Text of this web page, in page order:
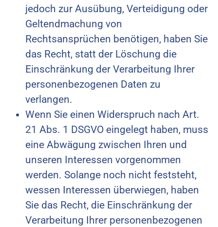
jedoch zur Ausübung, Verteidigung oder
Geltendmachung von
Rechtsansprüchen benötigen, haben Sie
das Recht, statt der Löschung die
Einschränkung der Verarbeitung Ihrer
personenbezogenen Daten zu
verlangen.
Wenn Sie einen Widerspruch nach Art.
21 Abs. 1 DSGVO eingelegt haben, muss
eine Abwägung zwischen Ihren und
unseren Interessen vorgenommen
werden. Solange noch nicht feststeht,
wessen Interessen überwiegen, haben
Sie das Recht, die Einschränkung der
Verarbeitung Ihrer personenbezogenen